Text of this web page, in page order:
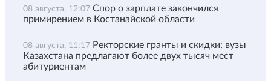
08 августа, 12:07 Спор о зарплате закончился
примирением в Костанайской области
08 августа, 11:17 Ректорские гранты и скидки: вузы
Казахстана предлагают более двух тысяч мест
абитуриентам